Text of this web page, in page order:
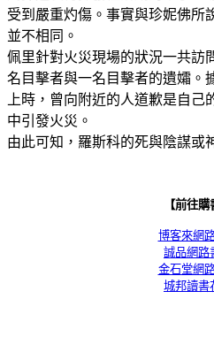
受到嚴重灼傷。事實與珍妮佛所
並不相同。
佩里針對火災現場的狀況一共訪
名目擊者與一名目擊者的遺孀。
上時，曾向附近的人道歉是自
中引發火災。
由此可知，羅斯科的死與陰謀或
【前往購
博客來網
誠品網路
金石堂網
城邦讀書